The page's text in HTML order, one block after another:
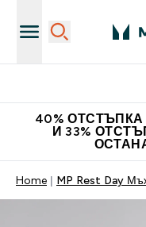
40%
И 33%
Home MP Rest Day